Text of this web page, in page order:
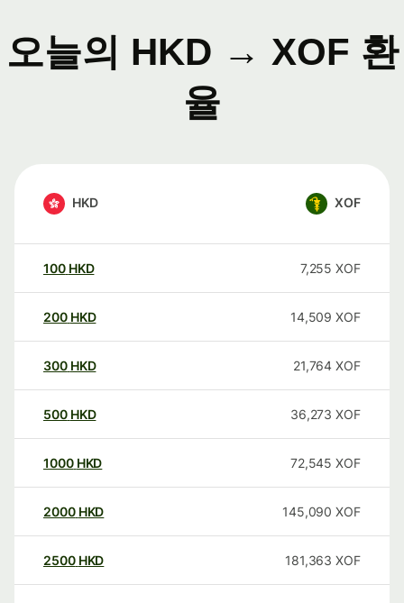
오늘의 HKD → XOF 환
율
HKD XOF
100 HKD 7,255 XOF
200 HKD 14,509 XOF
300 HKD 21,764 XOF
500 HKD 36,273 XOF
1000 HKD 72,545 XOF
2000 HKD 145,090 XOF
2500 HKD 181,363 XOF